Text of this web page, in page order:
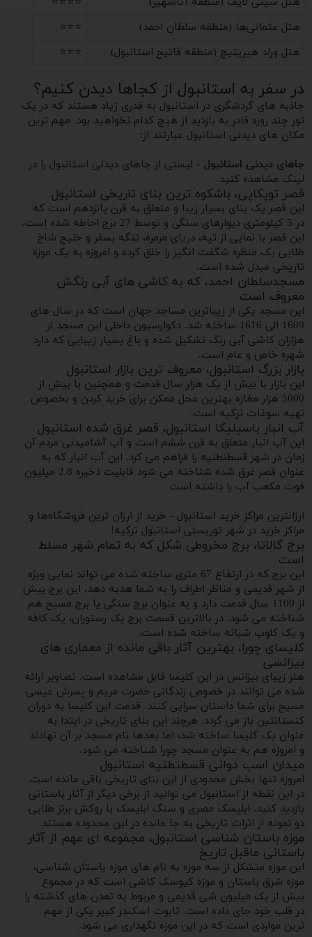
هتل عثمانی‌ها (منطقه سلطان احمد)
⭐⭐⭐
هتل ورلد هیریتیچ (منطقه فاتیح استانبول)
⭐⭐⭐
در سفر به استانبول از کجاها دیدن کنیم؟
جاذبه های گردشگری در استانبول به قدری زیاد هستند که در یک
تور چند روزه قادر به بازدید از هیچ کدام نخواهید بود. مهم ترین
مکان های دیدنی استانبول عبارتند از:
جاهای دیدنی استانبول - لیستی از جاهای دیدنی استانبول را در
لینک مشاهده کنید.
قصر توپکاپی، باشکوه ترین بنای تاریخی استانبول
این قصر یک بنای بسیار زیبا و متعلق به قرن پانزدهم است که
در 5 کیلومتری دیوارهای سنگی و توسط 27 برج احاطه شده است.
این قصر با نمایی از تپه، دریای مرمره، تنگه بسفر و خلیج شاخ
طلایی یک منظره شگفت انگیز را خلق کرده و امروزه به یک موزه
تاریخی مبدل شده است.
مسجدسلطان احمد، که به کاشی های آبی رنگش
معروف است
این مسجد یکی از زیباترین مساجد جهان است که در سال های
1609 الی 1616 ساخته شد. دکوارسیون داخلی این مسجد از
هزاران کاشی آبی رنگ تشکیل شده و باغ بسیار زیبایی که دارد
شهره خاص و عام است.
بازار بزرگ استانبول، معروف ترین بازار استانبول
این بازار با بیش از یک هزار سال قدمت و همچنین با بیش از
5000 هزار مغازه بهترین محل ممکن برای خرید کردن و بخصوص
تهیه سوغات ترکیه است.
آب انبار باسیلیکا استانبول، قصر غرق شده استانبول
این آب انبار متعلق به قرن ششم است و آب آشامیدنی مردم آن
زمان در شهر قسطنطنیه را فراهم می کرد. این آب انبار که به
عنوان قصر غرق شده شناخته می شود قابلیت ذخیره 2.8 میلیون
فوت مکعب آب را داشته است
ارزانترین مراکز خرید استانبول - خرید از ارزان ترین فروشگاه‌ها و
مراکز خرید در شهر توریستی استانبول ترکیه!
برج گالاتا، برج مخروطی شکل که به تمام شهر مسلط
است
این برج که در ارتفاع 67 متری ساخته شده می تواند نمایی ویژه
از شهر قدیمی و مناظر اطراف را به شما هدیه دهد. این برج بیش
از 1100 سال قدمت دارد و به عنوان برج سنگی یا برج مسیح هم
شناخته می شود. در بالاترین قسمت برج یک رستوران، یک کافه
و یک کلوپ شبانه ساخته شده است.
کلیسای چورا، بهترین آثار باقی مانده از معماری های
بیزانسی
هنر زیبای بیزانس در این کلیسا قابل مشاهده است. تصاویر ارائه
شده می توانند در خصوص زندگانی حضرت مریم و پسرش عیسی
مسیح برای شما داستان سرایی کنند. قدمت این کلیسا به دوران
کنستانتین باز می گردد. هرچند این بنای تاریخی در ابتدا به
عنوان یک کلیسا ساخته شد، اما بعدها نام مسجد بر آن نهادند
و امروزه هم به عنوان مسجد چورا شناخته می شود.
میدان اسب دوانی قسطنطنیه استانبول
امروزه تنها بخش محدودی از این بنای تاریخی باقی مانده است.
در این نقطه از استانبول می توانید از برخی دیگر از آثار باستانی
بازدید کنید. ابلیسک مصری و سنگ ابلیسک با روکش برنز طلایی
دو نمونه از اثرات تاریخی به جا مانده در این محدوده هستند.
موزه باستان شناسی استانبول، مجموعه ای مهم از آثار
باستانی ماقبل تاریخ
این موزه متشکل از سه موزه به نام های موزه باستان شناسی،
موزه شرق باستان و موزه کیوسک کاشی است که در مجموع
بیش از یک میلیون شی قدیمی و مربوط به تمدن های گذشته را
در قلب خود جای داده است. تابوت اسکندر کبیر یکی از مهم
ترین مواردی است که در این موزه نگهداری می شود.